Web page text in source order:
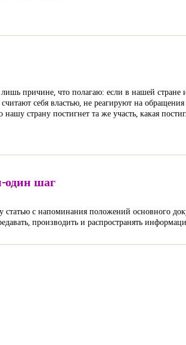
причине, что полагаю: если в нашей стране и
себя властью, не реагируют на
страну постигнет та же участь, какая
один шаг
с напоминания положений основного
производить и распространять